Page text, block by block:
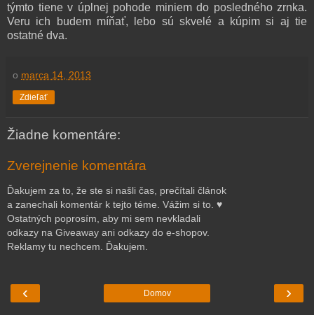
týmto tiene v úplnej pohode miniem do posledného zrnka.
Veru ich budem míňať, lebo sú skvelé a kúpim si aj tie
ostatné dva.
o marca 14, 2013
Zdieľať
Žiadne komentáre:
Zverejnenie komentára
Ďakujem za to, že ste si našli čas, prečítali článok
a zanechali komentár k tejto téme. Vážim si to. ♥
Ostatných poprosím, aby mi sem nevkladali
odkazy na Giveaway ani odkazy do e-shopov.
Reklamy tu nechcem. Ďakujem.
‹ ›
Domov